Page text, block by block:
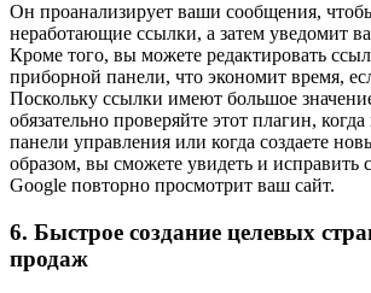
Он проанализирует ваши сообщения,
неработающие ссылки, а затем уведомит
Кроме того, вы можете редактировать
приборной панели, что экономит время,
Поскольку ссылки имеют большое
обязательно проверяйте этот плагин,
панели управления или когда создаете
образом, вы сможете увидеть и исправить
Google повторно просмотрит ваш сайт.
6. Быстрое создание целевых
продаж